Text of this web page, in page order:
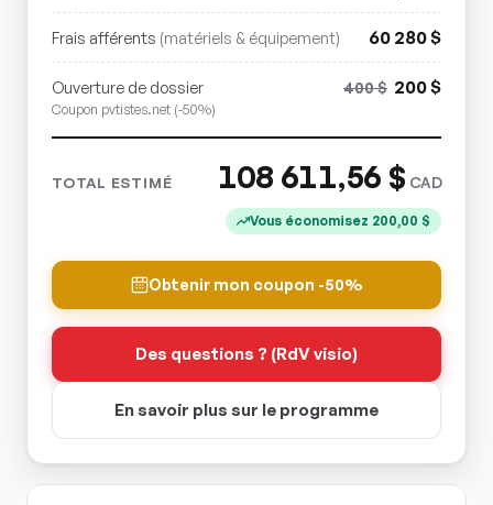
Frais afférents (matériels & équipement) 60 280$
Ouverture de dossier
Coupon pvtistes.net (-50%)
400$ 200$
TOTAL ESTIMÉ 108 611,56 $ CAD
Vous économisez 200,00 $
Obtenir mon coupon -50%
Des questions ? (RdV visio)
En savoir plus sur le programme